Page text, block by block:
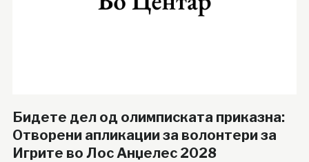
Бидете дел од олимписката приказна:
Отворени апликации за волонтери за
Игрите во Лос Анџелес 2028